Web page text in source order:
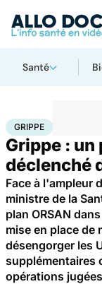
Santé
AccueilSanté
GRIPPE
Grippe :
déclenché
Face à l'ampleur
ministre de la
plan ORSAN
mise en place de
désengorger les
supplémentaires
opérations